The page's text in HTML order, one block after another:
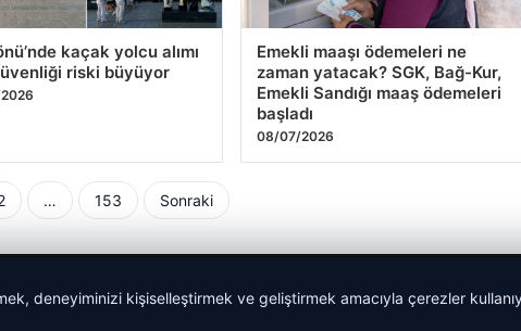
Hızlı Kaynak
Dijital dünyasında kaliteli adres
Gunesgame
09/07/2026
kaçak yolcu alımı
riski büyüyor
Emekli maaşı ödemeleri ne
zaman yatacak? SGK, Bağ-Kur,
deneyiminizi kişiselleştirmek ve geliştirmek amacıyla çerezler